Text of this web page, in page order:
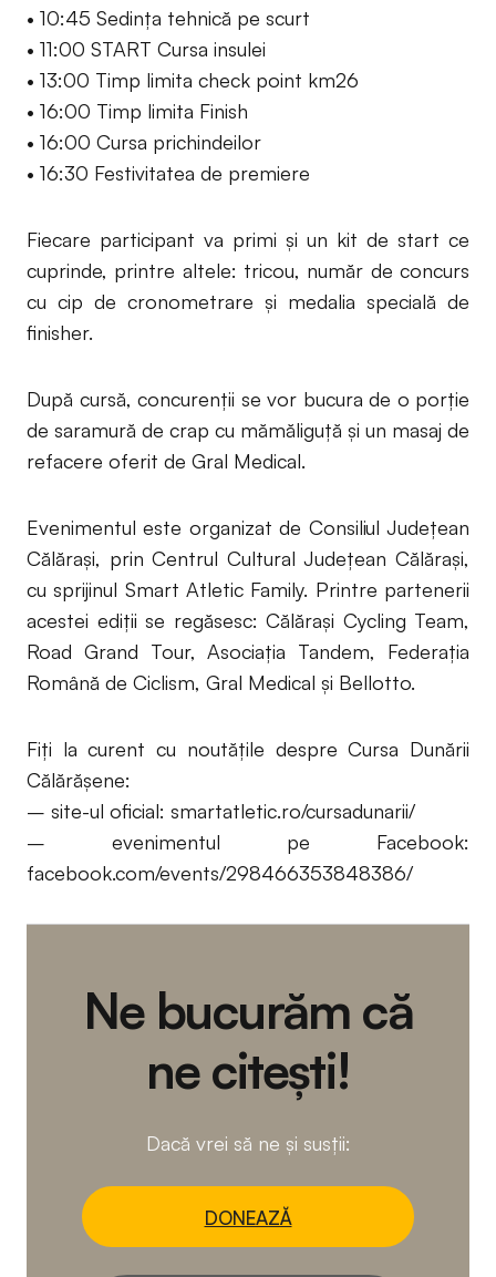
• 10:45 Sedința tehnică pe scurt
• 11:00 START Cursa insulei
• 13:00 Timp limita check point km26
• 16:00 Timp limita Finish
• 16:00 Cursa prichindeilor
• 16:30 Festivitatea de premiere
Fiecare participant va primi și un kit de start ce
cuprinde, printre altele: tricou, număr de concurs
cu cip de cronometrare și medalia specială de
finisher.
După cursă, concurenții se vor bucura de o porție
de saramură de crap cu mămăliguţă și un masaj de
refacere oferit de Gral Medical.
Evenimentul este organizat de Consiliul Judeţean
Călăraşi, prin Centrul Cultural Judeţean Călăraşi,
cu sprijinul Smart Atletic Family. Printre partenerii
acestei ediţii se regăsesc: Călăraşi Cycling Team,
Road Grand Tour, Asociaţia Tandem, Federația
Română de Ciclism, Gral Medical și Bellotto.
Fiți la curent cu noutățile despre Cursa Dunării
Călărășene:
– site-ul oficial: smartatletic.ro/cursadunarii/
– evenimentul pe Facebook:
facebook.com/events/298466353848386/
Ne bucurăm că
ne citești!
Dacă vrei să ne și susții:
DONEAZĂ